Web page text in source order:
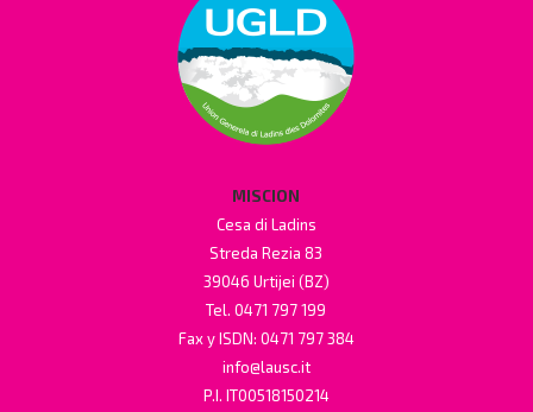
MISCION
Cesa di Ladins
Streda Rezia 83
39046 Urtijei (BZ)
Tel. 0471 797 199
Fax y ISDN: 0471 797 384
info@lausc.it
P.I. IT00518150214